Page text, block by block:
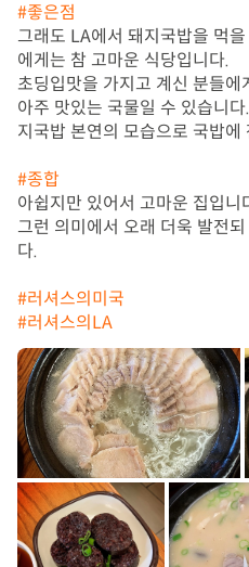
#좋은점
그래도 LA에서 돼지국밥을 먹
에게는 참 고마운 식당입니다.
초딩입맛을 가지고 계신 분들
아주 맛있는 국물일 수 있습니
지국밥 본연의 모습으로 국밥
#종합
아쉽지만 있어서 고마운 집입니
그런 의미에서 오래 더욱 발전
다.
#러셔스의미국
#러셔스의LA